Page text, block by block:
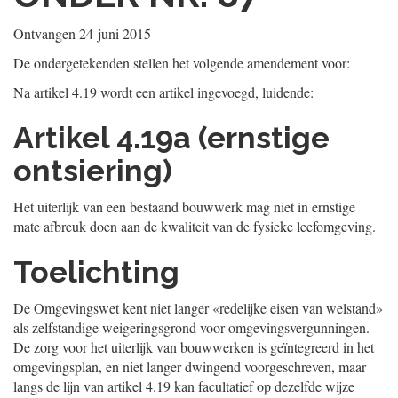
Ontvangen 24 juni 2015
De ondergetekenden stellen het volgende amendement voor:
Na artikel 4.19 wordt een artikel ingevoegd, luidende:
Artikel 4.19a (ernstige
ontsiering)
Het uiterlijk van een bestaand bouwwerk mag niet in ernstige
mate afbreuk doen aan de kwaliteit van de fysieke leefomgeving.
Toelichting
De Omgevingswet kent niet langer «redelijke eisen van welstand»
als zelfstandige weigeringsgrond voor omgevingsvergunningen.
De zorg voor het uiterlijk van bouwwerken is geïntegreerd in het
omgevingsplan, en niet langer dwingend voorgeschreven, maar
langs de lijn van artikel 4.19 kan facultatief op dezelfde wijze